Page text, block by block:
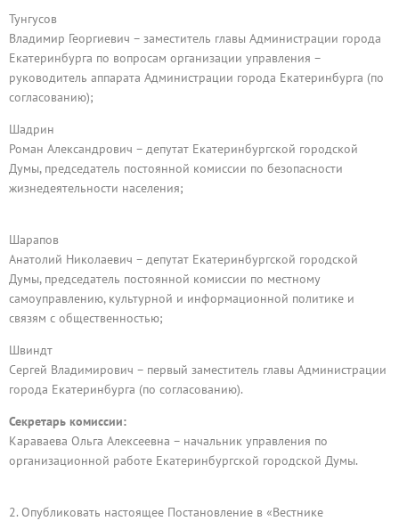
Тунгусов
Владимир Георгиевич – заместитель главы Администрации города
Екатеринбурга по вопросам организации управления –
руководитель аппарата Администрации города Екатеринбурга (по
согласованию);
Шадрин
Роман Александрович – депутат Екатеринбургской городской
Думы, председатель постоянной комиссии по безопасности
жизнедеятельности населения;
Шарапов
Анатолий Николаевич – депутат Екатеринбургской городской
Думы, председатель постоянной комиссии по местному
самоуправлению, культурной и информационной политике и
связям с общественностью;
Швиндт
Сергей Владимирович – первый заместитель главы Администрации
города Екатеринбурга (по согласованию).
Секретарь комиссии:
Караваева Ольга Алексеевна – начальник управления по
организационной работе Екатеринбургской городской Думы.
2. Опубликовать настоящее Постановление в «Вестнике